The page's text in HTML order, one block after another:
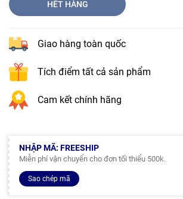
HẾT HÀNG
Giao hàng toàn quốc
Tích điểm tất cả sản phẩm
Cam kết chính hãng
NHẬP MÃ: FREESHIP
Miễn phí vận chuyển cho đơn tối thiểu 500k.
Sao chép mã